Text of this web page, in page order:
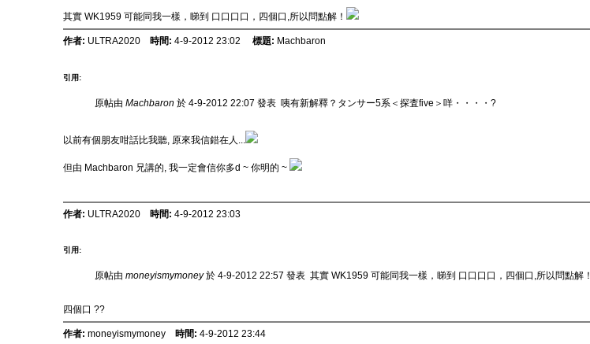
其實 WK1959 可能同我一樣，睇到 口口口口，四個口,所以問點解！
作者: ULTRA2020 時間: 4-9-2012 23:02 標題: Machbaron
引用:
原帖由 Machbaron 於 4-9-2012 22:07 發表 咦有新解釋？タンサー5系＜探査five＞咩・・・・?
以前有個朋友咁話比我聽, 原來我信錯在人...
但由 Machbaron 兄講的, 我一定會信你多d ~ 你明的 ~
作者: ULTRA2020 時間: 4-9-2012 23:03
引用:
原帖由 moneyismymoney於 4-9-2012 22:57 發表 其實 WK1959 可能同我一樣，睇到 口口口口，四個口,所以問點解！
四個口 ??
作者: moneyismymoney 時間: 4-9-2012 23:44